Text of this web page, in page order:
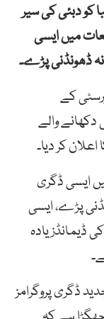
کو دبئی کی سیر
میں ایسی
ڈھونڈنی پڑے۔
کے
والے
کر دیا۔
ایسی ڈگری
پڑے، ایسی
ڈیمانڈزیادہ
ڈگری پروگرامز